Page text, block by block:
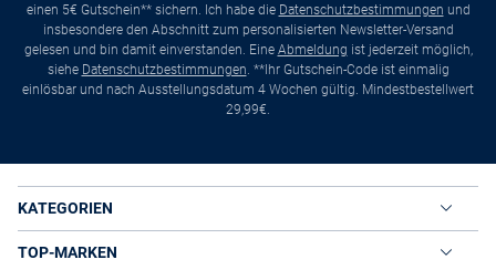
einen 5€ Gutschein** sichern. Ich habe die Datenschutzbestimmungen und
insbesondere den Abschnitt zum personalisierten Newsletter-Versand
gelesen und bin damit einverstanden. Eine Abmeldung ist jederzeit möglich,
siehe Datenschutzbestimmungen. **Ihr Gutschein-Code ist einmalig
einlösbar und nach Ausstellungsdatum 4 Wochen gültig. Mindestbestellwert
29,99€.
KATEGORIEN
TOP-MARKEN